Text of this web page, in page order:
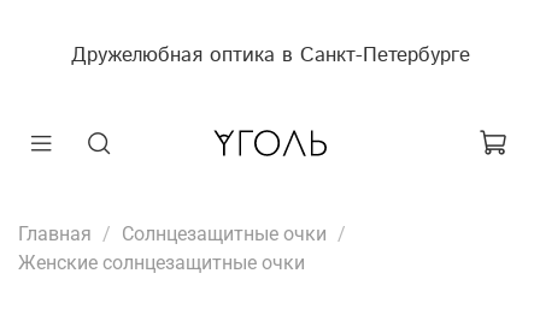
Дружелюбная оптика в Санкт-Петербурге
Главная
Солнцезащитные очки
Женские солнцезащитные очки